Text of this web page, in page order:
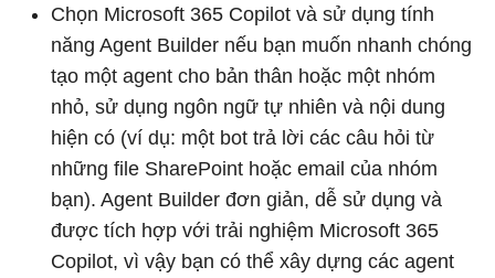
Chọn Microsoft 365 Copilot và sử dụng tính
năng Agent Builder nếu bạn muốn nhanh chóng
tạo một agent cho bản thân hoặc một nhóm
nhỏ, sử dụng ngôn ngữ tự nhiên và nội dung
hiện có (ví dụ: một bot trả lời các câu hỏi từ
những file SharePoint hoặc email của nhóm
bạn). Agent Builder đơn giản, dễ sử dụng và
được tích hợp với trải nghiệm Microsoft 365
Copilot, vì vậy bạn có thể xây dựng các agent